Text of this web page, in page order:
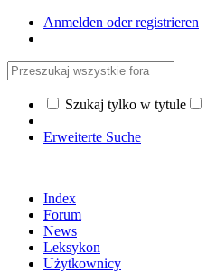
Anmelden oder registrieren
Szukaj tylko w tytule
Erweiterte Suche
Index
Forum
News
Leksykon
Użytkownicy